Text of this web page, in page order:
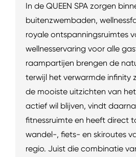
In de QUEEN SPA zorgen
buitenzwembaden,
royale ontspanningsruimtes
wellnesservaring voor alle
raampartijen brengen de
terwijl het verwarmde infinity
de mooiste uitzichten van
actief wil blijven, vindt
fitnessruimte en heeft direct
wandel-, fiets- en skiroutes
regio. Juist die combinatie